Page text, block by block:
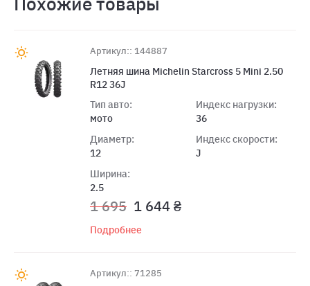
Артикул:: 144887
Летняя шина Michelin Starcross 5 Mini 2.50
R12 36J
Тип авто:
мото
Диаметр:
12
Ширина:
2.5
Индекс нагрузки:
36
Индекс скорости:
J
1 695 1 644 ₴
Подробнее
Артикул:: 71285